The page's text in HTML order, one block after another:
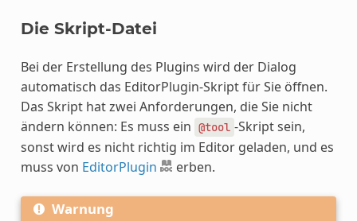
Die Skript-Datei
Bei der Erstellung des Plugins wird der Dialog
automatisch das EditorPlugin-Skript für Sie öffnen.
Das Skript hat zwei Anforderungen, die Sie nicht
ändern können: Es muss ein @tool -Skript sein,
sonst wird es nicht richtig im Editor geladen, und es
muss von EditorPlugin erben.
Warnung